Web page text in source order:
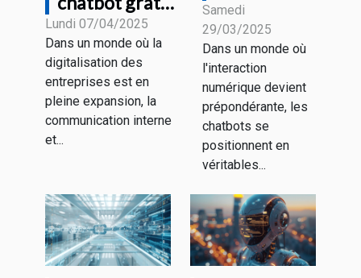
peut
révolutionner
la
communication
d'entreprise
Lundi 07/04/2025
Dans un monde où la
digitalisation des
entreprises est en
pleine expansion, la
communication interne
et...
plateforme
de création
de chatbots
pour votre
entreprise
Samedi
29/03/2025
Dans un monde où
l'interaction
numérique devient
prépondérante, les
chatbots se
positionnent en
véritables...